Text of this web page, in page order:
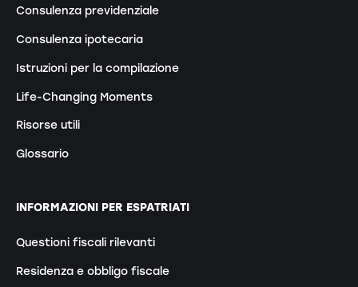
Consulenza previdenziale
Consulenza ipotecaria
Istruzioni per la compilazione
Life-Changing Moments
Risorse utili
Glossario
INFORMAZIONI PER ESPATRIATI
Questioni fiscali rilevanti
Residenza e obbligo fiscale